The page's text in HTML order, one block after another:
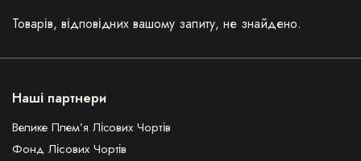
Товарів, відповідних вашому запиту, не знайдено.
Наші партнери
Велике Плем’я Лісових Чортів
Фонд Лісових Чортів